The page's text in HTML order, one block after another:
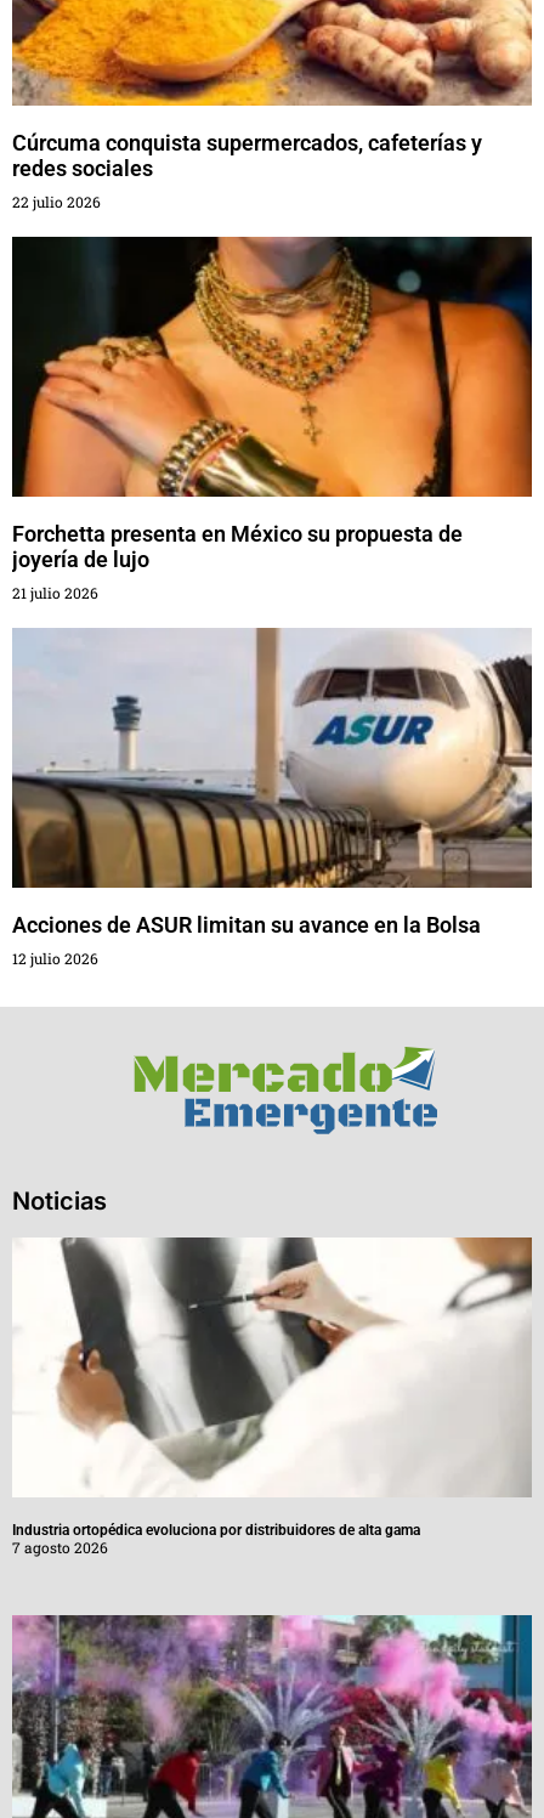
Cúrcuma conquista supermercados, cafeterías y
redes sociales
22 julio 2026
Forchetta presenta en México su propuesta de
joyería de lujo
21 julio 2026
Acciones de ASUR limitan su avance en la Bolsa
12 julio 2026
Noticias
Industria ortopédica evoluciona por distribuidores de alta gama
7 agosto 2026